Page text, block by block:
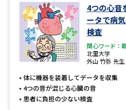
学問のミニ講義「夢ナビ講義」 学
学問の教科書
ユーザーサポ
Ｑ＆Ａ よくあるご質問
4つの心
ータで病
検査
関心ワード：
北里大学
外山 竹弥 先生
体に機器を装着してデータを収集
4つの音が混じる心臓の音
患者に負担の少ない検査